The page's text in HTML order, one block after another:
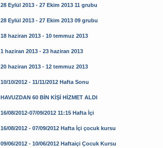
28 Eylül 2013 - 27 Ekim 2013 11 grubu
28 Eylül 2013 - 27 Ekim 2013 09 grubu
18 haziran 2013 - 10 temmuz 2013
1 haziran 2013 - 23 haziran 2013
20 haziran 2013 - 12 temmuz 2013
10/10/2012 - 11/11/2012 Hafta Sonu
HAVUZDAN 60 BİN KİŞİ HİZMET ALDI
16/08/2012-07/09/2012 11:15 Hafta İçi
16/08/2012 - 07/09/2012 Hafta İçi çocuk kursu
09/06/2012 - 10/06/2012 Haftaiçi Çocuk Kursu